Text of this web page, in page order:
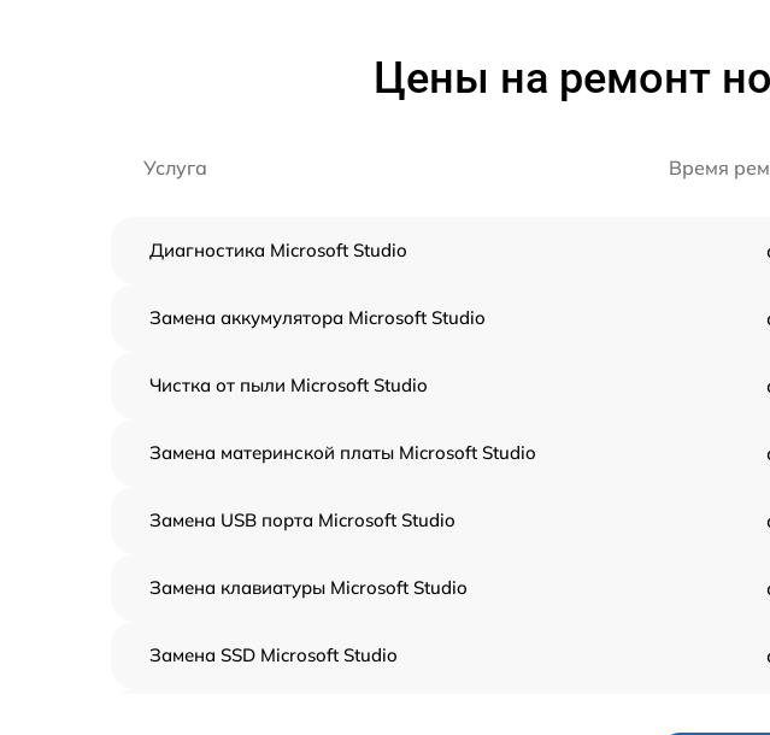
Цены на ремонт
Услуга Время
Диагностика Microsoft Studio
Замена аккумулятора Microsoft Studio
Чистка от пыли Microsoft Studio
Замена материнской платы Microsoft Studio
Замена USB порта Microsoft Studio
Замена клавиатуры Microsoft Studio
Замена SSD Microsoft Studio